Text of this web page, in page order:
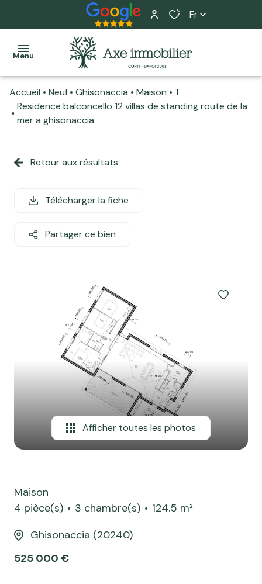
0 Fr
Menu
Accueil
Ventes
nos
biens
Maisons
professionnel
commercial
Locations
nos
biens
Maisons
neuf
Nos
Home
Contact
Accueil Neuf Ghisonaccia Maison
T
Residence balconcello 12 villas de standing route de la
mer a ghisonaccia
Retour aux résultats
Télécharger la fiche
Partager ce bien
Afficher toutes les photos
Maison
4 pièce(s)
3 chambre(s)
124.5 m²
Ghisonaccia (20240)
525 000 €